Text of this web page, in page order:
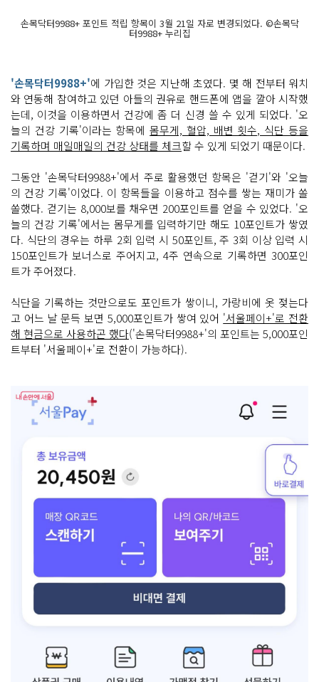
손목닥터9988+ 포인트 적립 항목이 3월 21일 자로 변경되었다. ©손목닥
터9988+ 누리집
'손목닥터9988+'에 가입한 것은 지난해 초였다. 몇 해 전부터 워치
와 연동해 참여하고 있던 아들의 권유로 핸드폰에 앱을 깔아 시작했
는데, 이것을 이용하면서 건강에 좀 더 신경 쓸 수 있게 되었다. '오
늘의 건강 기록'이라는 항목에몸무게, 혈압, 배변 횟수, 식단 등을
기록하며 매일매일의 건강 상태를 체크할 수 있게 되었기 때문이다.
그동안 '손목닥터9988+'에서 주로 활용했던 항목은 '걷기'와 '오늘
의 건강 기록'이었다. 이 항목들을 이용하고 점수를 쌓는 재미가 쏠
쏠했다. 걷기는 8,000보를 채우면 200포인트를 얻을 수 있었다. '오
늘의 건강 기록'에서는 몸무게를 입력하기만 해도 10포인트가 쌓였
다. 식단의 경우는 하루 2회 입력 시 50포인트, 주 3회 이상 입력 시
150포인트가 보너스로 주어지고, 4주 연속으로 기록하면 300포인
트가 주어졌다.
식단을 기록하는 것만으로도 포인트가 쌓이니, 가랑비에 옷 젖는다
고 어느 날 문득 보면 5,000포인트가 쌓여 있어 '서울페이+'로 전환
해 현금으로 사용하곤 했다('손목닥터9988+'의 포인트는 5,000포인
트부터 '서울페이+'로 전환이 가능하다).